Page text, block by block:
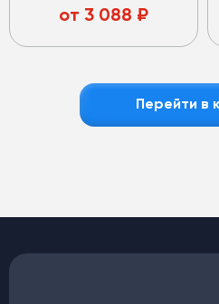
от 3 088 ₽
Перейти в